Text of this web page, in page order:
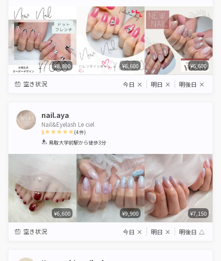
¥8,800 ¥6,600 ¥6,600
空き状況 今日 × 明日 × 明後日 ×
nail.aya
Nail&Eyelash Le ciel
5
1 2 3 4 5
(4件)
鳥取大学前駅から徒歩3分
¥6,600 ¥9,900 ¥7,150
空き状況 今日 × 明日 × 明後日 △